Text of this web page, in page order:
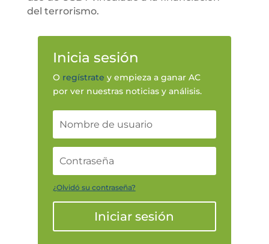
del terrorismo.
Inicia sesión
O regístrate y empieza a ganar AC
por ver nuestras noticias y análisis.
¿Olvidó su contraseña?
Iniciar sesión